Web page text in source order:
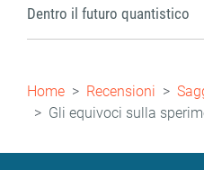
Dentro il futuro quantistico
Briciole
di
pane
Home Recensioni
Gli equivoci sulla